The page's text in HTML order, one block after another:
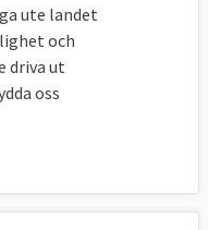
ute landet
och
driva ut
oss